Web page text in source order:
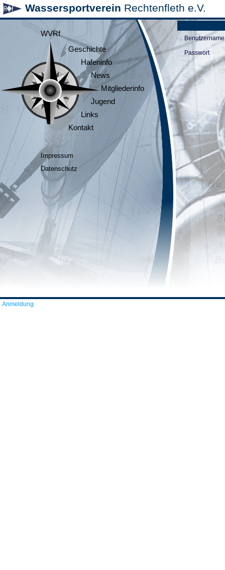
Wassersportverein Rechtenfleth e.V.
WVRf
Geschichte
Hafeninfo
News
Mitgliederinfo
Jugend
Links
Kontakt
Impressum
Datenschutz
Benutzername
Passwort
Anmeldung